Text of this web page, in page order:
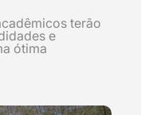
terão
e
ótima